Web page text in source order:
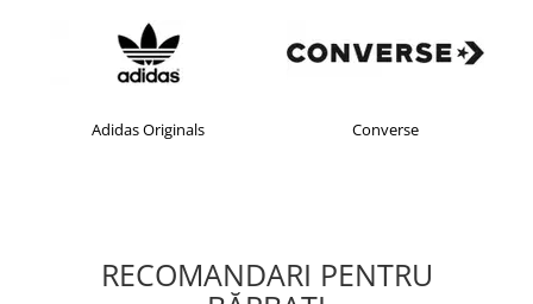
Adidas Originals Converse
RECOMANDARI PENTRU